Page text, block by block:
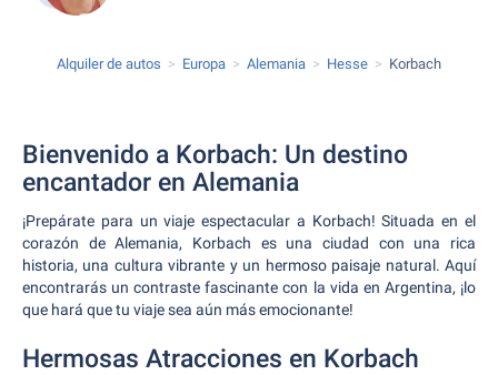
Alquiler de autos Europa Alemania Hesse Korbach
Bienvenido a Korbach: Un destino
encantador en Alemania
¡Prepárate para un viaje espectacular a Korbach! Situada en el
corazón de Alemania, Korbach es una ciudad con una rica
historia, una cultura vibrante y un hermoso paisaje natural. Aquí
encontrarás un contraste fascinante con la vida en Argentina, ¡lo
que hará que tu viaje sea aún más emocionante!
Hermosas Atracciones en Korbach